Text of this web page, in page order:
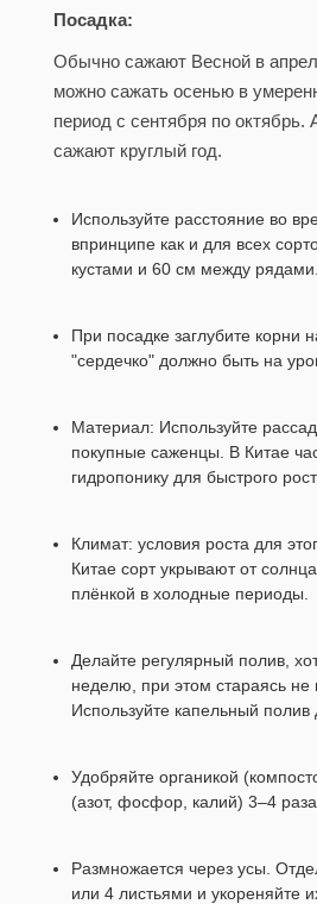
Посадка:
Обычно сажают Весной в
можно сажать осенью в
период с сентября по октябрь.
сажают круглый год.
Используйте расстояние во
впринципе как и для всех
кустами и 60 см между рядами.
При посадке заглубите корни
"сердечко" должно быть на
Материал: Используйте
покупные саженцы. В Китае
гидропонику для быстрого
Климат: условия роста для
Китае сорт укрывают от
плёнкой в холодные периоды.
Делайте регулярный полив,
неделю, при этом стараясь не
Используйте капельный полив
Удобряйте органикой
(азот, фосфор, калий) 3–4 раза
Размножается через усы.
или 4 листьями и укореняйте